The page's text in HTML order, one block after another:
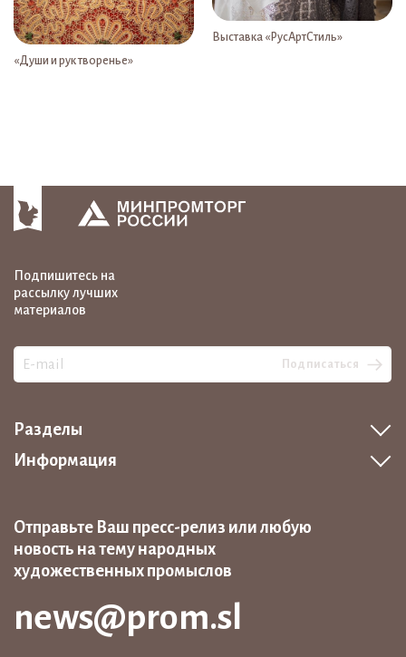
«Души и рук творенье»
Выставка «РусАртСтиль»
Подпишитесь на
рассылку лучших
материалов
Подписаться
Разделы
Информация
Отправьте Ваш пресс-релиз или любую
новость на тему народных
художественных промыслов
news@prom.sl